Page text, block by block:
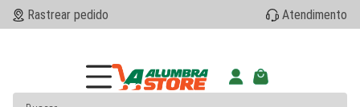
Rastrear pedido Atendimento